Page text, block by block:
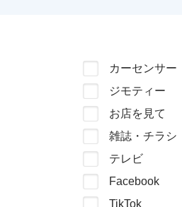
カーセンサー
ジモティー
お店を見て
雑誌・チラシ
テレビ
Facebook
TikTok